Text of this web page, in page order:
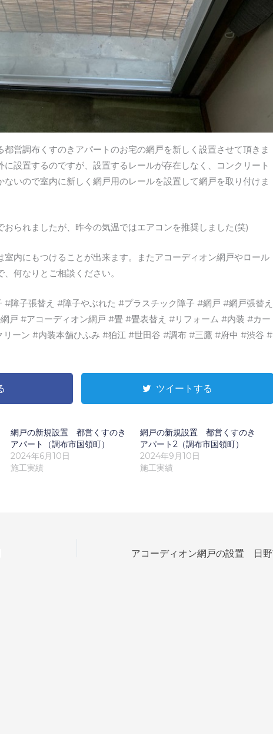
営調布くすのきアパートのお宅の網戸を新しく設置させて頂きま
に設置するのですが、設置するレールが存在しなく、コンクリート
いので室内に新しく網戸用のレールを設置して網戸を取り付けま
られましたが、昨今の気温ではエアコンを推奨しました(笑)
室内にもつけることが出来ます。またアコーディオン網戸やロール
何なりとご相談ください。
障子張替え #障子やぶれた #プラスチック障子 #網戸 #網戸張替え
戸 #アコーディオン網戸 #畳 #畳表替え #リフォーム #内装 #カー
リーン #内装本舗ひふみ #狛江 #世田谷 #調布 #三鷹 #府中 #渋谷 #
ツイートする
網戸の新規設置 都営くすのき
アパート（調布市国領町）
2024年6月10日
施工実績
網戸の新規設置 都営くすのき
アパート2（調布市国領町）
2024年9月10日
施工実績